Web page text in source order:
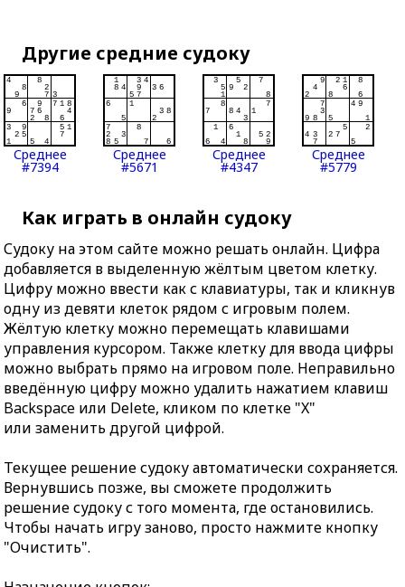
Другие средние судоку
Среднее
#7394
Среднее
#5671
Среднее
#4347
Среднее
#5779
Как играть в онлайн судоку
Судоку на этом сайте можно решать онлайн. Цифра
добавляется в выделенную жёлтым цветом клетку.
Цифру можно ввести как с клавиатуры, так и кликнув
одну из девяти клеток рядом с игровым полем.
Жёлтую клетку можно перемещать клавишами
управления курсором. Также клетку для ввода цифры
можно выбрать прямо на игровом поле. Неправильно
введённую цифру можно удалить нажатием клавиш
Backspace или Delete, кликом по клетке "X"
или заменить другой цифрой.
Текущее решение судоку автоматически сохраняется.
Вернувшись позже, вы сможете продолжить
решение судоку с того момента, где остановились.
Чтобы начать игру заново, просто нажмите кнопку
"Очистить".